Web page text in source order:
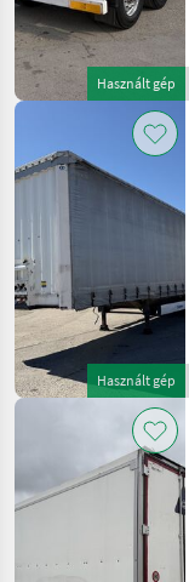
Schwarzmüller
Kögel
Humbaur
Carrier
Vector
1550
SD
Doppelstock
Multi
MARKETPLACE
Használt gép
Használt gép